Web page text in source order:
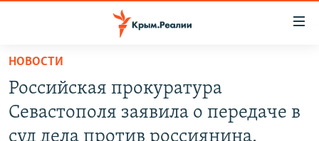
Вернуться
основному
содержанию
НОВОСТИ
Российская прокуратура
Севастополя заявила о передаче в
суд дела против россиянина,